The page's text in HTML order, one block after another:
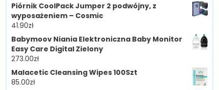
Piórnik CoolPack Jumper 2 podwójny, z
wyposażeniem – Cosmic
41.90zł
Babymoov Niania Elektroniczna Baby Monitor
Easy Care Digital Zielony
273.00zł
Malacetic Cleansing Wipes 100Szt
85.00zł